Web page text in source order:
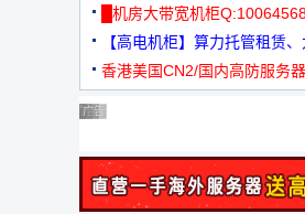
元
█机房大带宽机柜
【高电机柜】算力托管租赁
机
香港美国CN2/国内高防服务
广告 商业广告，理性选择
广告 商业广告，理性选择
广告 商业广告，理性选择
广告 商业广告，理性选择
广告 商业广告，理性选择